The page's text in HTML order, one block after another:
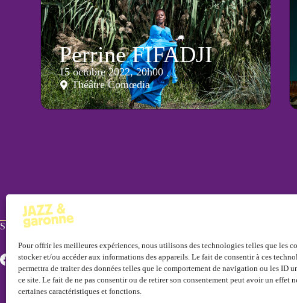
Pour offrir les meilleures expériences, nous utilisons des technologies telles que les
stocker et/ou accéder aux informations des appareils. Le fait de consentir à ces
permettra de traiter des données telles que le comportement de navigation ou les ID
ce site. Le fait de ne pas consentir ou de retirer son consentement peut avoir un effet
certaines caractéristiques et fonctions.
Perrine FIFADJI
15 octobre 2022, 20h00
Théâtre Comœdia
Suivez-nous !